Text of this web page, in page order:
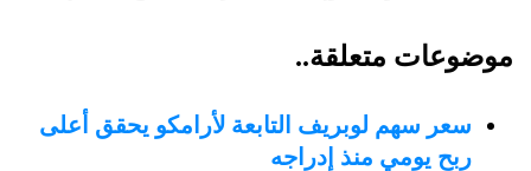
موضوعات متعلقة..
سعر سهم لوبريف التابعة لأرامكو يحقق أعلى
ربح يومي منذ إدراجه